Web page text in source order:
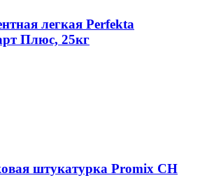
легкая Perfekta
Плюс, 25кг
штукатурка Promix CH